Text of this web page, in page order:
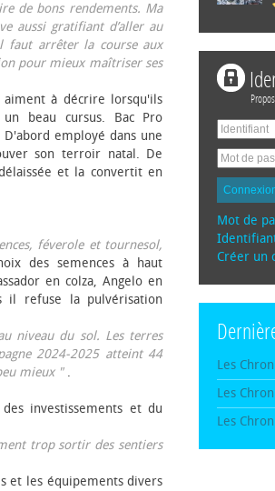
de bons rendements. Ma
aussi gratifiant d’aller au
faut arrêter la course aux
pour mieux maîtriser ses
à décrire lorsqu'ils
beau cursus. Bac Pro
employé dans une
son terroir natal. De
et la convertit en
féverole et tournesol,
des semences à haut
en colza, Angelo en
il refuse la pulvérisation
niveau du sol. Les terres
2024-2025 atteint 44
mieux ".
investissements et du
trop sortir des sentiers
et les équipements divers
Mot de
Créer un
Les
Les
Les